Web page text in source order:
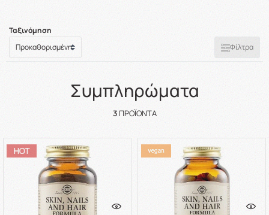
Ταξινόμηση
Φίλτρα
Συμπληρώματα
3ΠΡΟΪΌΝΤΑ